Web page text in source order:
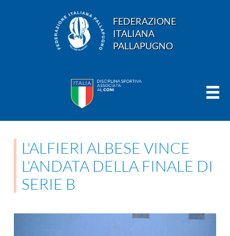
FEDERAZIONE
ITALIANA
PALLAPUGNO
L'ALFIERI ALBESE VINCE
L'ANDATA DELLA FINALE DI
SERIE B